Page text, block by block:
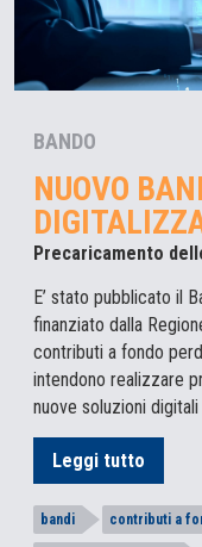
BANDO
NUOVO
Precaricamento
E’ stato pubblicato il
finanziato dalla
contributi a fondo
intendono realizzare
nuove soluzioni digitali
Leggi tutto
bandi contributi a